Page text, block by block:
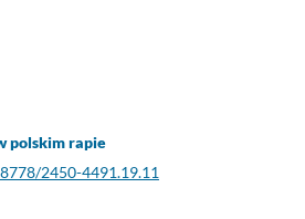
polskim rapie
2450-4491.19.11